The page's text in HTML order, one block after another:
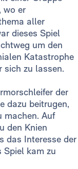
wo er
aller
dieses Spiel
um den
Katastrophe
sich zu lassen.
der
dazu beitrugen,
machen. Auf
den Knien
das Interesse der
Spiel kam zu